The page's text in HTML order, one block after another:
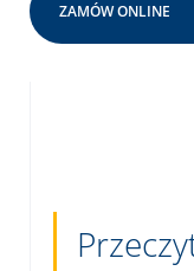
ZAMÓW ONLINE